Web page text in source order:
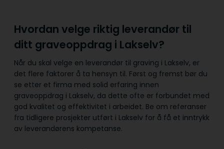
Hvordan velge riktig leverandør til
ditt graveoppdrag i Lakselv?
Når du skal velge en leverandør til graving i Lakselv, er
det flere faktorer å ta hensyn til. Først og fremst bør du
se etter et firma med solid erfaring innen
graveoppdrag i Lakselv, da dette ofte er forbundet med
god kvalitet og effektivitet i arbeidet. Be om referanser
fra tidligere prosjekter utført i Lakselv for å få et inntrykk
av leverandørens kompetanse.